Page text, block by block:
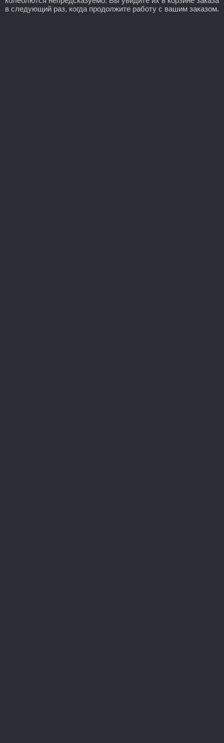
в следующий раз, когда продолжите работу с вашим заказом.